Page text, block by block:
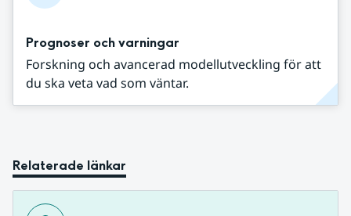
Prognoser och varningar
Forskning och avancerad modellutveckling för att
du ska veta vad som väntar.
Relaterade länkar